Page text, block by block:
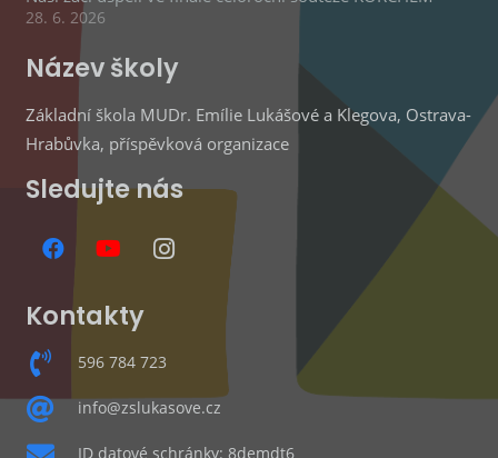
28. 6. 2026
Název školy
Základní škola MUDr. Emílie Lukášové a Klegova, Ostrava-
Hrabůvka, příspěvková organizace
Sledujte nás
Kontakty
596 784 723
info@zslukasove.cz
ID datové schránky: 8demdt6